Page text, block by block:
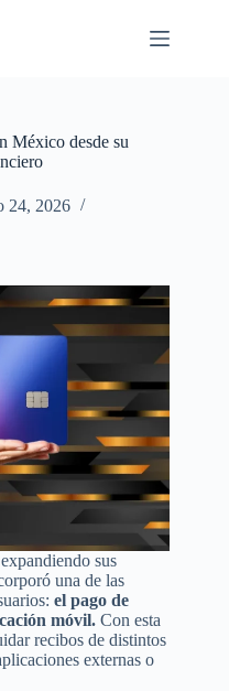
México desde su
24, 2026
sus
una de las
el pago de
móvil. Con esta
recibos de distintos
externas o